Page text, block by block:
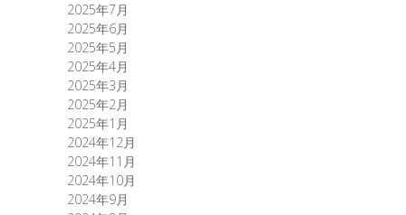
2025年7月
2025年6月
2025年5月
2025年4月
2025年3月
2025年2月
2025年1月
2024年12月
2024年11月
2024年10月
2024年9月